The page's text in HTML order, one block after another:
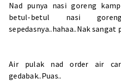
Nad punya nasi goreng
betul-betul nasi
sepedasnya..hahaa..Nak sangat
Air pulak nad order air
gedabak..Puas..